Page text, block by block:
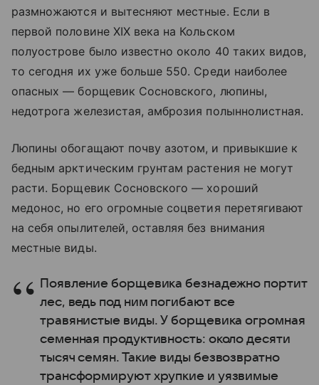
размножаются и вытесняют местные. Если в
первой половине XIX века на Кольском
полуострове было известно около 40 таких видов,
то сегодня их уже больше 550. Среди наиболее
опасных — борщевик Сосновского, люпины,
недотрога железистая, амброзия полыннолистная.
Люпины обогащают почву азотом, и привыкшие к
бедным арктическим грунтам растения не могут
расти. Борщевик Сосновского — хороший
медонос, но его огромные соцветия перетягивают
на себя опылителей, оставляя без внимания
местные виды.
Появление борщевика безнадежно портит
лес, ведь под ним погибают все
травянистые виды. У борщевика огромная
семенная продуктивность: около десяти
тысяч семян. Такие виды безвозвратно
трансформируют хрупкие и уязвимые